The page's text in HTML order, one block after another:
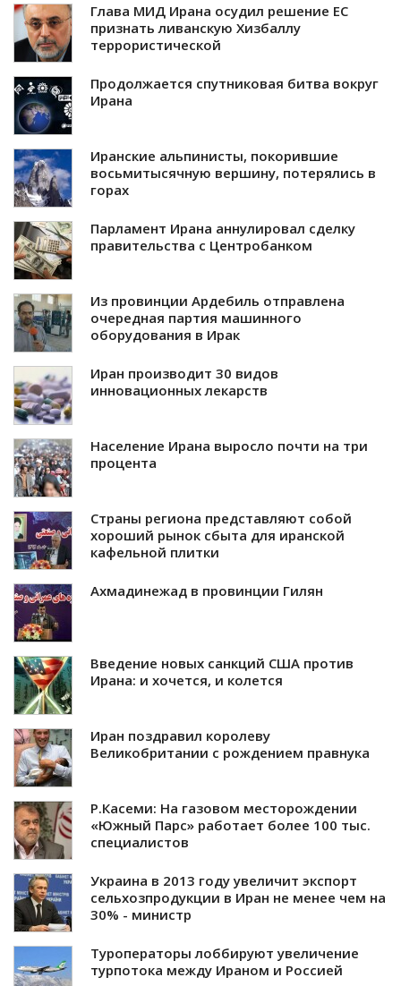
Глава МИД Ирана осудил решение ЕС
признать ливанскую Хизбаллу
террористической
Продолжается спутниковая битва вокруг
Ирана
Иранские альпинисты, покорившие
восьмитысячную вершину, потерялись в
горах
Парламент Ирана аннулировал сделку
правительства с Центробанком
Из провинции Ардебиль отправлена
очередная партия машинного
оборудования в Ирак
Иран производит 30 видов
инновационных лекарств
Население Ирана выросло почти на три
процента
Страны региона представляют собой
хороший рынок сбыта для иранской
кафельной плитки
Ахмадинежад в провинции Гилян
Введение новых санкций США против
Ирана: и хочется, и колется
Иран поздравил королеву
Великобритании с рождением правнука
Р.Касеми: На газовом месторождении
«Южный Парс» работает более 100 тыс.
специалистов
Украина в 2013 году увеличит экспорт
сельхозпродукции в Иран не менее чем на
30% - министр
Туроператоры лоббируют увеличение
турпотока между Ираном и Россией